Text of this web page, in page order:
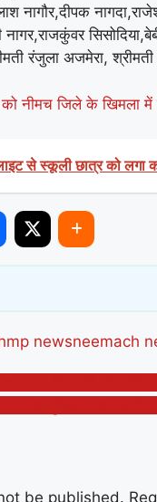
नागौर,दीपक
सिसोदिया,बेबी
रंजुला अजमेरा, श्रीमती
नीमच जिले के खिमला में
से स्कूली छात्र को लगा
mp newsneemach
be published.